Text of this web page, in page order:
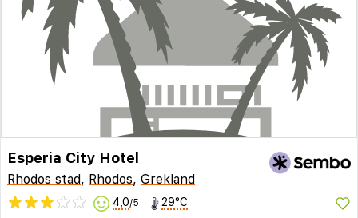
Esperia City Hotel
Rhodos stad, Rhodos, Grekland
4,0/5 29°C